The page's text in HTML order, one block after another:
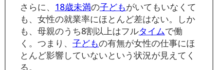
さらに、 18歳未満の子どもがいてもいなくて
も、女性の就業率にほとんど差はない。しか
も、母親のうち8割以上はフルタイムで働
く。つまり、 子どもの有無が女性の仕事にほ
とんど影響していないという状況が見えてく
る。